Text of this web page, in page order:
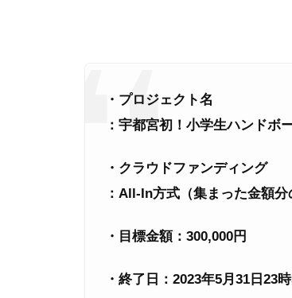
・プロジェクト名
：宇都宮初！小学生ハンドボ
・クラウドファンディング
：All-In方式（集まった金額分
・目標金額：300,000円
・終了日：2023年5月31日23